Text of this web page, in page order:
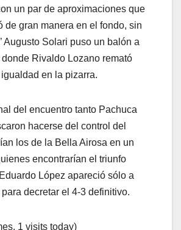
un par de aproximaciones que
de gran manera en el fondo, sin
Augusto Solari puso un balón a
Rivaldo Lozano remató
en la pizarra.
del encuentro tanto Pachuca
hacerse del control del
los de la Bella Airosa en un
encontrarían el triunfo
López apareció sólo a
decretar el 4-3 definitivo.
1 visits today)